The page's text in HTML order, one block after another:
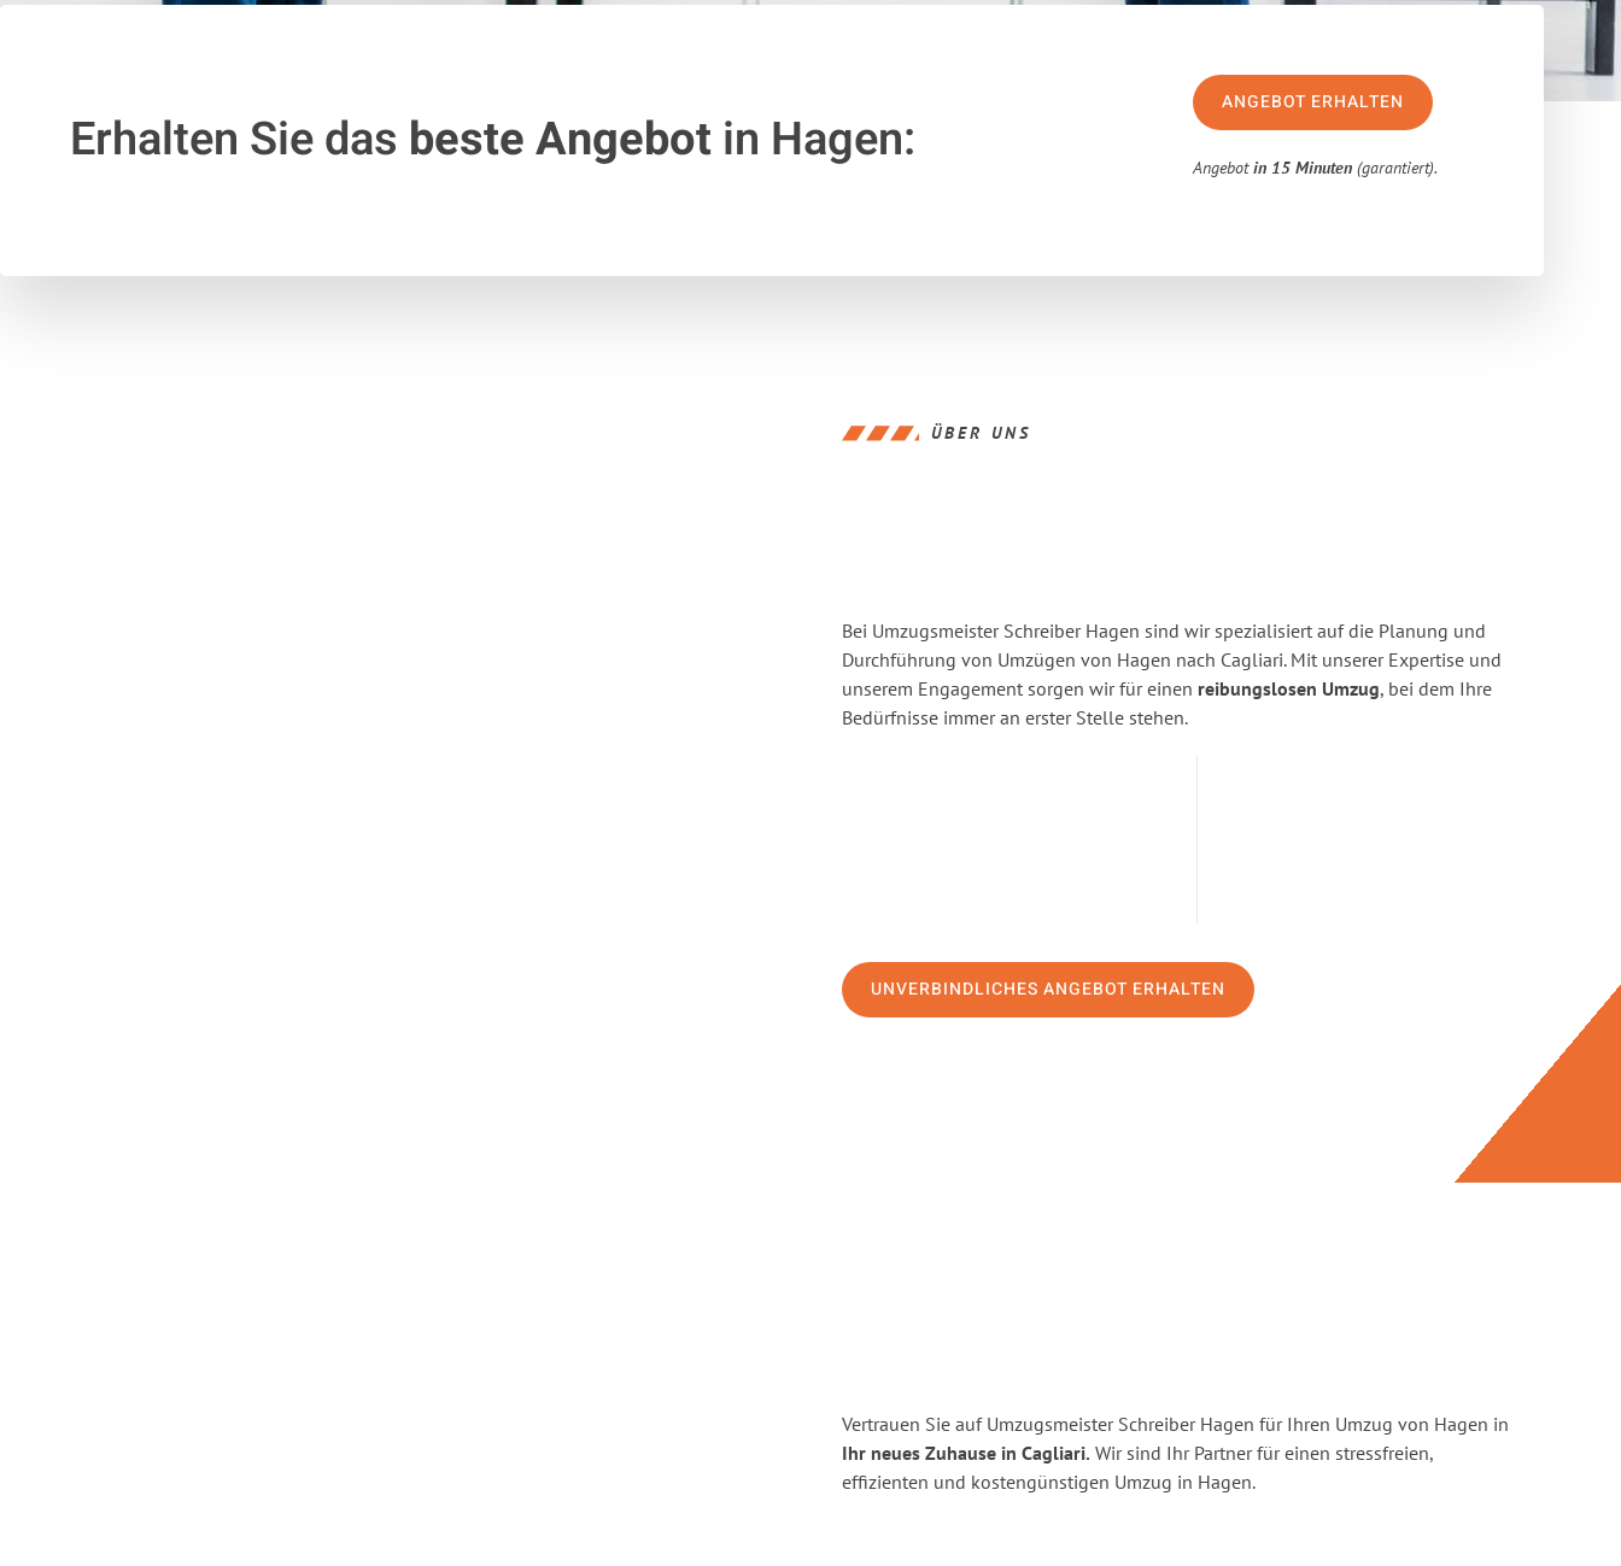
Erhalten Sie das beste Angebotin Hagen:
ANGEBOT ERHALTEN
Angebotin 15 Minuten (garantiert).
ÜBER UNS
Bei Umzugsmeister Schreiber Hagen sind wir spezialisiert auf die Planung und
Durchführung von Umzügen von Hagen nach Cagliari. Mit unserer Expertise und
unserem Engagement sorgen wir für einen reibungslosen Umzug, bei dem Ihre
Bedürfnisse immer an erster Stelle stehen.
UNVERBINDLICHES ANGEBOT ERHALTEN
Vertrauen Sie auf Umzugsmeister Schreiber Hagen für Ihren Umzug von Hagen in
Ihr neues Zuhause in Cagliari. Wir sind Ihr Partner für einen stressfreien,
effizienten und kostengünstigen Umzug in Hagen.